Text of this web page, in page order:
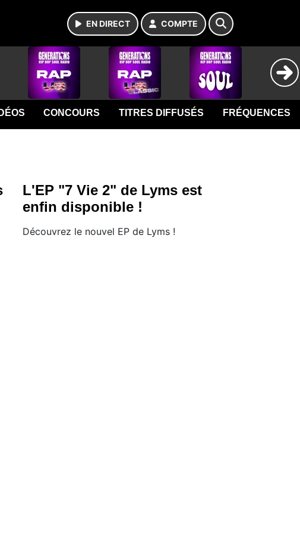
EN DIRECT COMPTE
CONCOURS TITRES DIFFUSÉS FRÉQUENCES
L'EP "7 Vie 2" de Lyms est
enfin disponible !
Découvrez le nouvel EP de Lyms !